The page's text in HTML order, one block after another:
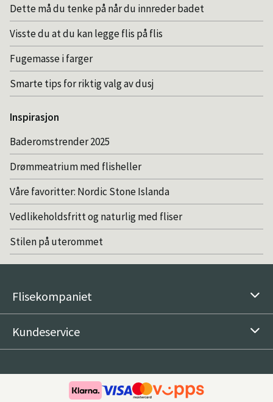
Dette må du tenke på når du innreder badet
Visste du at du kan legge flis på flis
Fugemasse i farger
Smarte tips for riktig valg av dusj
Inspirasjon
Baderomstrender 2025
Drømmeatrium med flisheller
Våre favoritter: Nordic Stone Islanda
Vedlikeholdsfritt og naturlig med fliser
Stilen på uterommet
Flisekompaniet
Kundeservice